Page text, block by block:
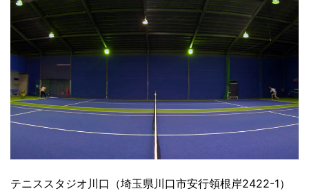
テニススタジオ川口（埼玉県川口市安行領根岸2422-1）